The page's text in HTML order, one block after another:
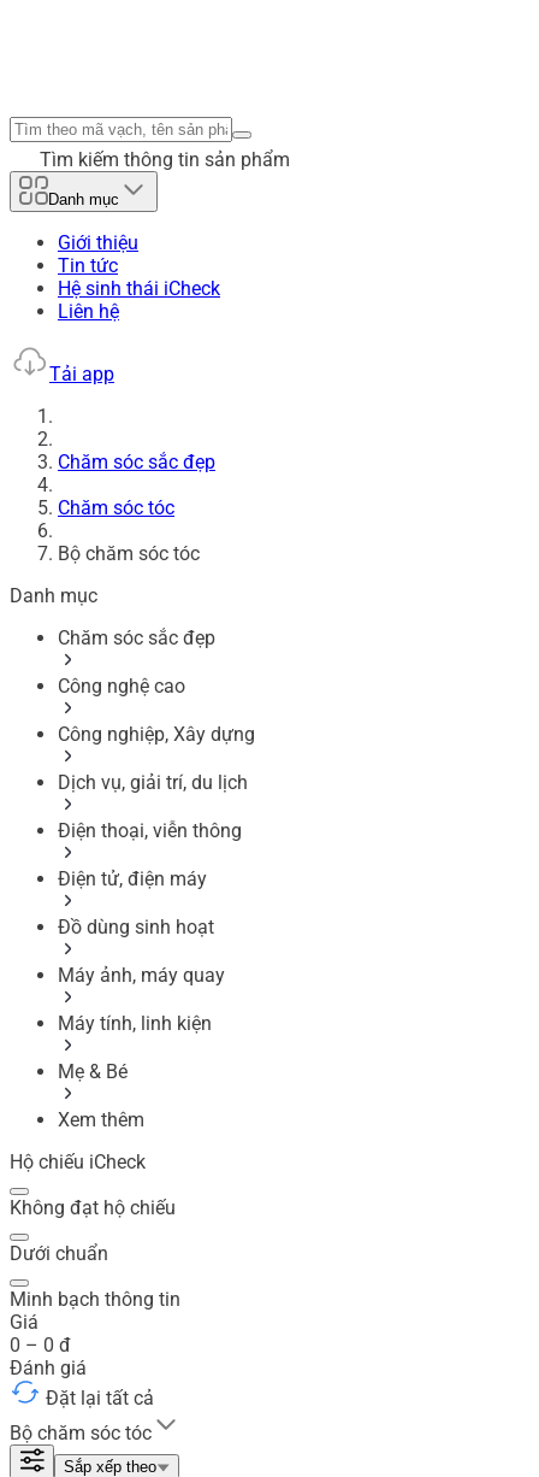
Tìm kiếm thông tin sản phẩm
Danh mục
Giới thiệu
Tin tức
Hệ sinh thái iCheck
Liên hệ
Tải app
Chăm sóc sắc đẹp
Chăm sóc tóc
Bộ chăm sóc tóc
Danh mục
Chăm sóc sắc đẹp
Công nghệ cao
Công nghiệp, Xây dựng
Dịch vụ, giải trí, du lịch
Điện thoại, viễn thông
Điện tử, điện máy
Đồ dùng sinh hoạt
Máy ảnh, máy quay
Máy tính, linh kiện
Mẹ & Bé
Xem thêm
Hộ chiếu iCheck
Không đạt hộ chiếu
Dưới chuẩn
Minh bạch thông tin
Giá
0 – 0 đ
Đánh giá
Đặt lại tất cả
Bộ chăm sóc tóc
Sắp xếp theo